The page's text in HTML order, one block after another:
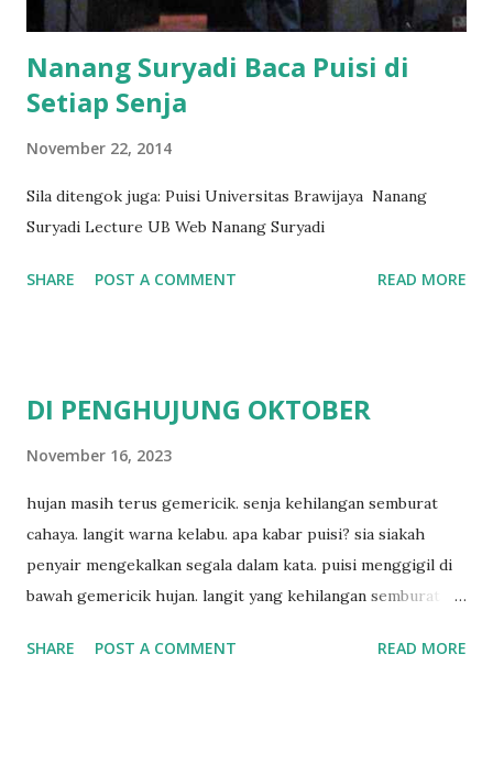
Nanang Suryadi Baca Puisi di
Setiap Senja
November 22, 2014
Sila ditengok juga: Puisi Universitas Brawijaya Nanang
Suryadi Lecture UB Web Nanang Suryadi
SHARE POST A COMMENT READ MORE
DI PENGHUJUNG OKTOBER
November 16, 2023
hujan masih terus gemericik. senja kehilangan semburat
cahaya. langit warna kelabu. apa kabar puisi? sia siakah
penyair mengekalkan segala dalam kata. puisi menggigil di
bawah gemericik hujan. langit yang kehilangan semburat
penyair? apakah sia sia aku dituliskan. puisi menggigil
SHARE POST A COMMENT READ MORE